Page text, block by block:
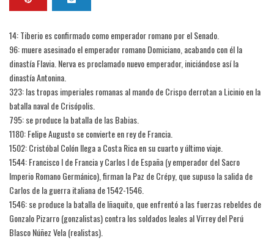
14: Tiberio es confirmado como emperador romano por el Senado.
96: muere asesinado el emperador romano Domiciano, acabando con él la
dinastía Flavia. Nerva es proclamado nuevo emperador, iniciándose así la
dinastía Antonina.
323: las tropas imperiales romanas al mando de Crispo derrotan a Licinio en la
batalla naval de Crisópolis.
795: se produce la batalla de las Babias.
1180: Felipe Augusto se convierte en rey de Francia.
1502: Cristóbal Colón llega a Costa Rica en su cuarto y último viaje.
1544: Francisco I de Francia y Carlos I de España (y emperador del Sacro
Imperio Romano Germánico), firman la Paz de Crépy, que supuso la salida de
Carlos de la guerra italiana de 1542-1546.
1546: se produce la batalla de Iñaquito, que enfrentó a las fuerzas rebeldes de
Gonzalo Pizarro (gonzalistas) contra los soldados leales al Virrey del Perú
Blasco Núñez Vela (realistas).